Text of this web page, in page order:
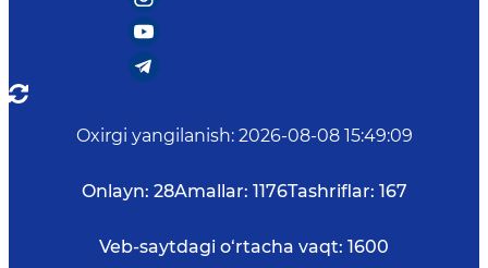
Oxirgi yangilanish: 2026-08-08 15:49:09
Onlayn: 28Amallar: 1176Tashriflar: 167
Veb-saytdagi o‘rtacha vaqt: 1600